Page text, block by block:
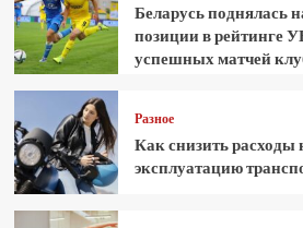
Беларусь поднялась
позиции в рейтинге
успешных матчей
Разное
Как снизить расходы
эксплуатацию